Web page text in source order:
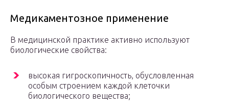
Медикаментозное применение
В медицинской практике активно используют
биологические свойства:
высокая гигроскопичность, обусловленная
особым строением каждой клеточки
биологического вещества;